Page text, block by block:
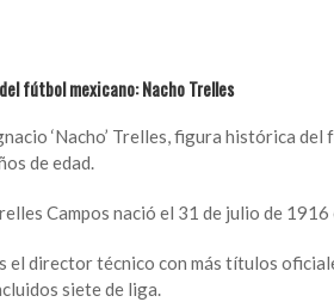
fútbol mexicano: Nacho Trelles
‘Nacho’ Trelles, figura histórica del
de edad.
Campos nació el 31 de julio de 1916
el director técnico con más títulos
siete de liga.